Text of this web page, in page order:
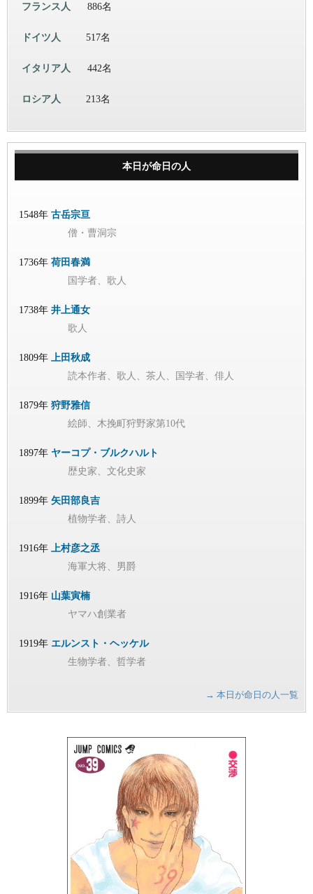
フランス人 886名
ドイツ人 517名
イタリア人 442名
ロシア人 213名
本日が命日の人
1548年 古岳宗亘
僧・曹洞宗
1736年 荷田春満
国学者、歌人
1738年 井上通女
歌人
1809年
上田秋成
読本作者、歌人、茶人、国学者、俳人
1879年 狩野雅信
絵師、木挽町狩野家第10代
1897年 ヤーコプ・ブルクハルト
歴史家、文化史家
1899年 矢田部良吉
植物学者、詩人
1916年
上村彦之丞
海軍大将、男爵
1916年 山葉寅楠
ヤマハ創業者
1919年 エルンスト・ヘッケル
生物学者、哲学者
→ 本日が命日の人一覧